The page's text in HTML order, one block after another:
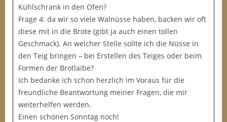
Kühlschrank in den Ofen?
Frage 4: da wir so viele Walnüsse haben, backen wir oft
diese mit in die Brote (gibt ja auch einen tollen
Geschmack). An welcher Stelle sollte ich die Nüsse in
den Teig bringen – bei Erstellen des Teiges oder beim
Formen der Brotlaibe?
Ich bedanke ich schon herzlich im Voraus für die
freundliche Beantwortung meiner Fragen, die mir
weiterhelfen werden.
Einen schönen Sonntag noch!